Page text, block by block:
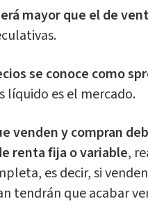
mayor que el de
se conoce como
líquido es el mercado.
venden y compran
renta fija o variable,
es decir, si
tendrán que acabar